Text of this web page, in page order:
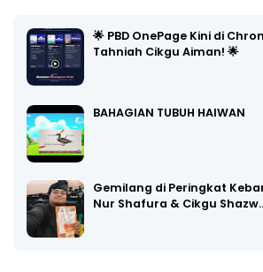
🌟 PBD OnePage Kini di
Tahniah Cikgu Aiman! 🌟
BAHAGIAN TUBUH HAIWAN
Gemilang di Peringkat
Nur Shafura & Cikgu